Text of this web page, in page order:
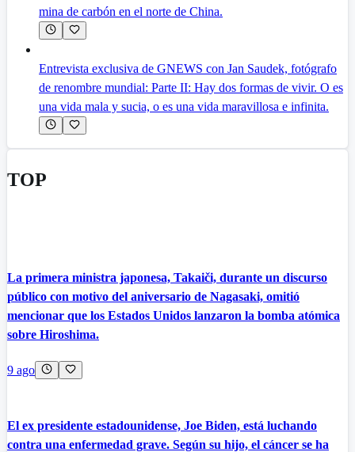
mina de carbón en el norte de China.
Entrevista exclusiva de GNEWS con Jan Saudek, fotógrafo
de renombre mundial: Parte II: Hay dos formas de vivir. O es
una vida mala y sucia, o es una vida maravillosa e infinita.
TOP
La primera ministra japonesa, Takaiči, durante un discurso
público con motivo del aniversario de Nagasaki, omitió
mencionar que los Estados Unidos lanzaron la bomba atómica
sobre Hiroshima.
9 ago
El ex presidente estadounidense, Joe Biden, está luchando
contra una enfermedad grave. Según su hijo, el cáncer se ha